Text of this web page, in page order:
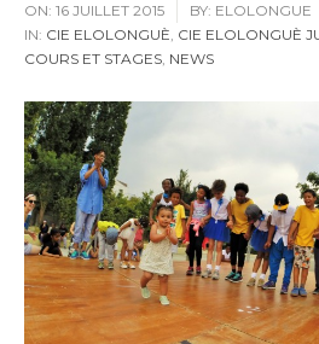
ON: 16 JUILLET 2015 BY: ELOLONGUE
IN: CIE ELOLONGUÈ, CIE ELOLONGUÈ
COURS ET STAGES, NEWS